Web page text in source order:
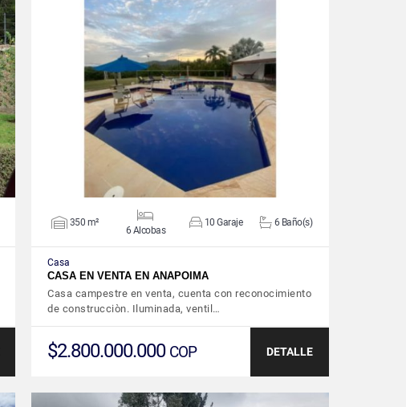
VER DETALLES
350 m²
6 Alcobas
10 Garaje 6 Baño(s)
Casa
CASA EN VENTA EN ANAPOIMA
Casa campestre en venta, cuenta con reconocimiento
de construcciòn. Iluminada, ventil…
$2.800.000.000 COP DETALLE